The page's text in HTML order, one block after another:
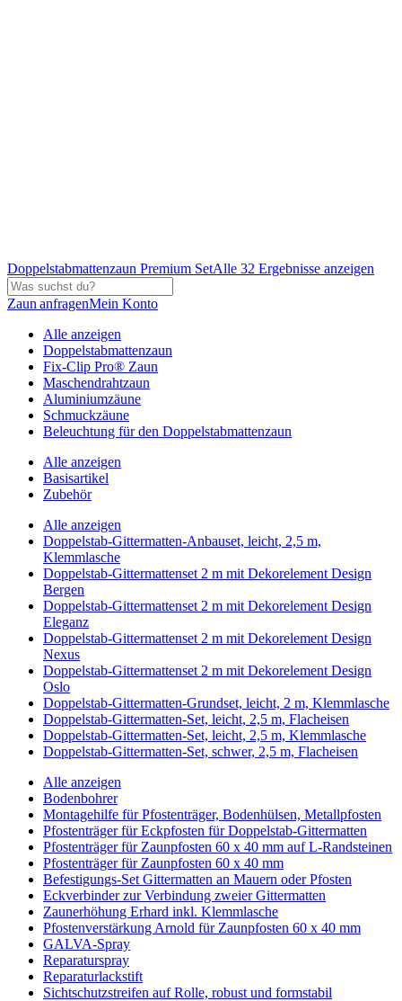
Doppelstabmattenzaun Premium SetAlle 32 Ergebnisse anzeigen
Zaun anfragenMein Konto
Alle anzeigen
Doppelstabmattenzaun
Fix-Clip Pro® Zaun
Maschendrahtzaun
Aluminiumzäune
Schmuckzäune
Beleuchtung für den Doppelstabmattenzaun
Alle anzeigen
Basisartikel
Zubehör
Alle anzeigen
Doppelstab-Gittermatten-Anbauset, leicht, 2,5 m,
Klemmlasche
Doppelstab-Gittermattenset 2 m mit Dekorelement Design
Bergen
Doppelstab-Gittermattenset 2 m mit Dekorelement Design
Eleganz
Doppelstab-Gittermattenset 2 m mit Dekorelement Design
Nexus
Doppelstab-Gittermattenset 2 m mit Dekorelement Design
Oslo
Doppelstab-Gittermatten-Grundset, leicht, 2 m, Klemmlasche
Doppelstab-Gittermatten-Set, leicht, 2,5 m, Flacheisen
Doppelstab-Gittermatten-Set, leicht, 2,5 m, Klemmlasche
Doppelstab-Gittermatten-Set, schwer, 2,5 m, Flacheisen
Alle anzeigen
Bodenbohrer
Montagehilfe für Pfostenträger, Bodenhülsen, Metallpfosten
Pfostenträger für Eckpfosten für Doppelstab-Gittermatten
Pfostenträger für Zaunpfosten 60 x 40 mm auf L-Randsteinen
Pfostenträger für Zaunpfosten 60 x 40 mm
Befestigungs-Set Gittermatten an Mauern oder Pfosten
Eckverbinder zur Verbindung zweier Gittermatten
Zaunerhöhung Erhard inkl. Klemmlasche
Pfostenverstärkung Arnold für Zaunpfosten 60 x 40 mm
GALVA-Spray
Reparaturspray
Reparaturlackstift
Sichtschutzstreifen auf Rolle, robust und formstabil